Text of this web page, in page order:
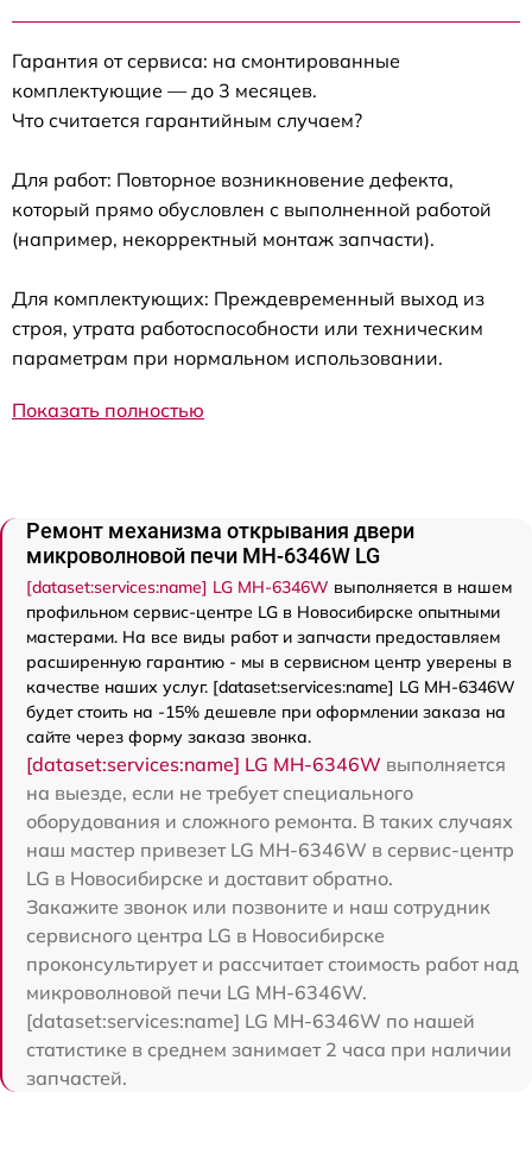
Гарантия от сервиса: на смонтированные
комплектующие — до 3 месяцев.
Что считается гарантийным случаем?
Для работ: Повторное возникновение дефекта,
который прямо обусловлен с выполненной работой
(например, некорректный монтаж запчасти).
Для комплектующих: Преждевременный выход из
строя, утрата работоспособности или техническим
параметрам при нормальном использовании.
Показать полностью
Ремонт механизма открывания двери
микроволновой печи MH-6346W LG
[dataset:services:name] LG MH-6346W выполняется в нашем
профильном сервис-центре LG в Новосибирске опытными
мастерами. На все виды работ и запчасти предоставляем
расширенную гарантию - мы в сервисном центр уверены в
качестве наших услуг. [dataset:services:name] LG MH-6346W
будет стоить на -15% дешевле при оформлении заказа на
сайте через форму заказа звонка.
[dataset:services:name] LG MH-6346W выполняется
на выезде, если не требует специального
оборудования и сложного ремонта. В таких случаях
наш мастер привезет LG MH-6346W в сервис-центр
LG в Новосибирске и доставит обратно.
Закажите звонок или позвоните и наш сотрудник
сервисного центра LG в Новосибирске
проконсультирует и рассчитает стоимость работ над
микроволновой печи LG MH-6346W.
[dataset:services:name] LG MH-6346W по нашей
статистике в среднем занимает 2 часа при наличии
запчастей.